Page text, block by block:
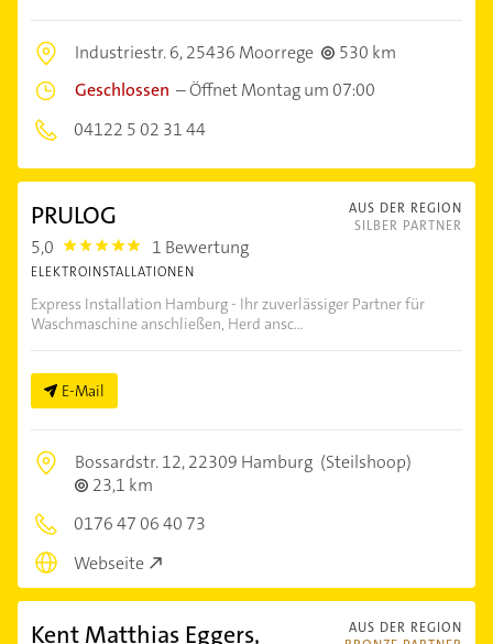
Industriestr. 6,25436 Moorrege
530 km
Geschlossen –Öffnet Montag um 07:00
04122 5 02 31 44
AUS DER REGION
SILBER PARTNER
PRULOG
5,0 5.0 1 Bewertung
ELEKTROINSTALLATIONEN
Express Installation Hamburg - Ihr zuverlässiger Partner für
Waschmaschine anschließen, Herd ansc...
E-Mail
Bossardstr. 12,22309 Hamburg (Steilshoop)
23,1 km
0176 47 06 40 73
Webseite
AUS DER REGION
Kent Matthias Eggers,